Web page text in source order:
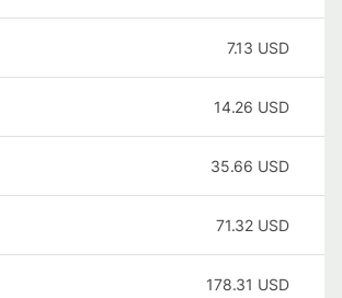
7.13 USD
14.26 USD
35.66 USD
71.32 USD
178.31 USD